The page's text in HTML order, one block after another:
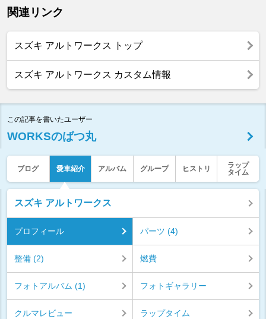
関連リンク
スズキ アルトワークス トップ
スズキ アルトワークス カスタム情報
この記事を書いたユーザー
WORKSのばつ丸
ブログ 愛車紹介 アルバム グループ ヒストリ
ラップ
タイム
スズキ アルトワークス
プロフィール パーツ (4)
整備 (2) 燃費
フォトアルバム (1) フォトギャラリー
クルマレビュー ラップタイム